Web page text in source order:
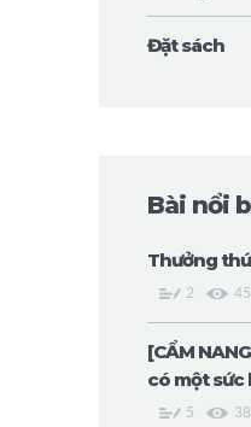
Đặt sách
Bài nổi
Thưởng
2
[CẨM
có một sức
5